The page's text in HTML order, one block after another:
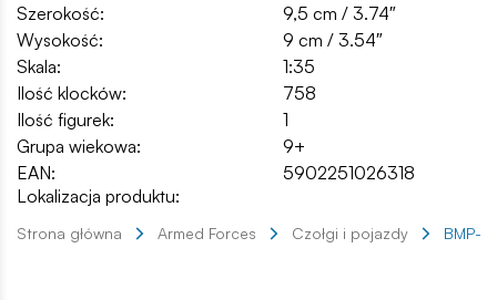
Szerokość:
9,5 cm / 3.74″
Wysokość:
9 cm / 3.54″
Skala:
1:35
Ilość klocków:
758
Ilość figurek:
1
Grupa wiekowa:
9+
EAN:
5902251026318
Lokalizacja produktu:
Strona główna Armed Forces Czołgi i pojazdy BMP-1